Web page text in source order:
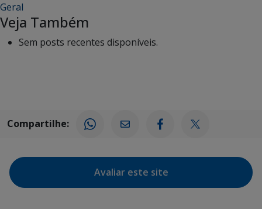
Geral
Veja Também
Sem posts recentes disponíveis.
Compartilhe:
Avaliar este site